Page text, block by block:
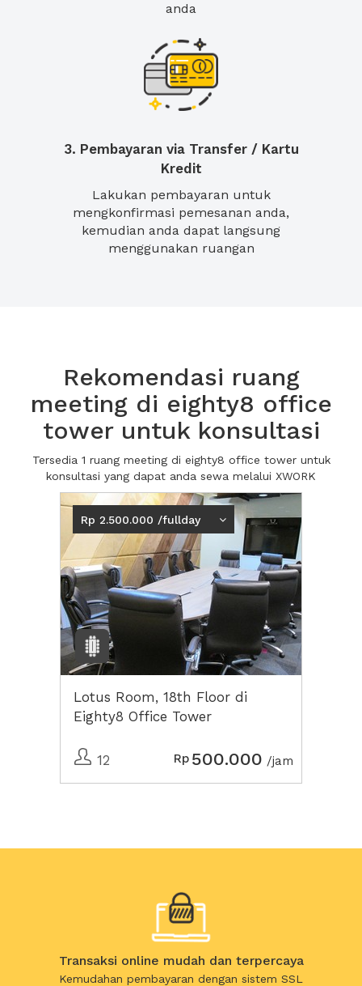
anda
3. Pembayaran via Transfer / Kartu
Kredit
Lakukan pembayaran untuk
mengkonfirmasi pemesanan anda,
kemudian anda dapat langsung
menggunakan ruangan
Rekomendasi ruang
meeting di eighty8 office
tower untuk konsultasi
Tersedia 1 ruang meeting di eighty8 office tower untuk
konsultasi yang dapat anda sewa melalui XWORK
Rp 2.500.000 /fullday
Lotus Room, 18th Floor di
Eighty8 Office Tower
12 Rp 500.000 /jam
Transaksi online mudah dan terpercaya
Kemudahan pembayaran dengan sistem SSL